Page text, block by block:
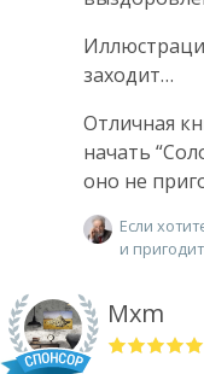
заходит…
Отличная
начать
оно не
Если
и
Mxm